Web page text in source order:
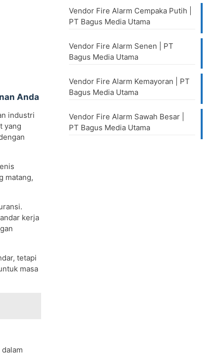
Anda
industri
yang
matang,
kerja
tetapi
masa
Vendor Fire Alarm Cempaka Putih |
PT Bagus Media Utama
Vendor Fire Alarm Senen | PT
Bagus Media Utama
Vendor Fire Alarm Kemayoran | PT
Bagus Media Utama
Vendor Fire Alarm Sawah Besar |
PT Bagus Media Utama